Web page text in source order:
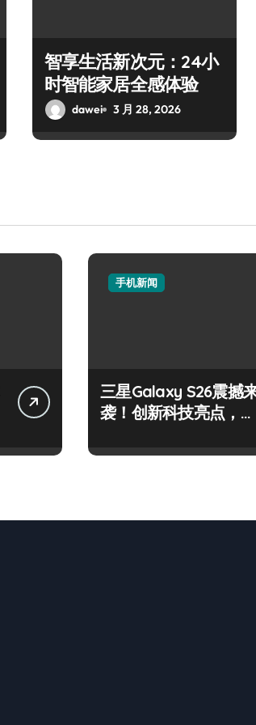
智享生活新次元：24小
时智能家居全感体验
dawei 3 月 28, 2026
手机新闻
三星Galaxy S26震撼
袭！创新科技亮点，一